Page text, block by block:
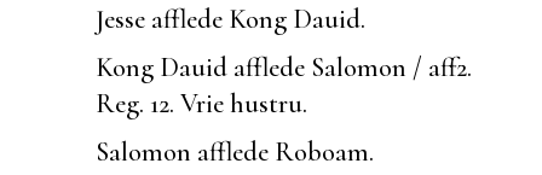
Jesse afflede Kong Dauid.
Kong Dauid afflede Salomon / aff2.
Reg. 12. Vrie hustru.
Salomon afflede Roboam.